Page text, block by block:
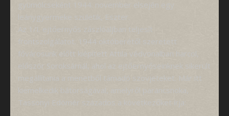
Az 1/I. ejtőernyős zászlóaljban teljesít
frontszolgálatot. 1944 októberétől szeretett
fővárosunk előtt kiépített Attila védvonalban harcol,
megállítania a menetből támadó szovjeteket. Már itt
kiemelkedik bátorságával, amelyről parancsnoka,